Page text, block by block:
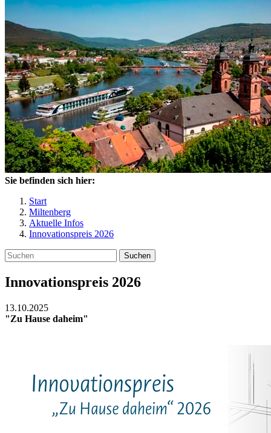
Sie befinden sich hier:
Start
Miltenberg
Aktuelle Infos
Innovationspreis 2026
Suchen
Innovationspreis 2026
13.10.2025
"Zu Hause daheim"